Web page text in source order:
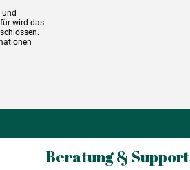
wird das
Beratung & Support